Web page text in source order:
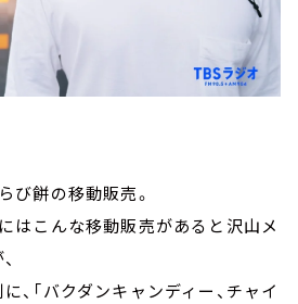
び餅の移動販売。
はこんな移動販売があると沢山メ
、「バクダンキャンディー、チャイ